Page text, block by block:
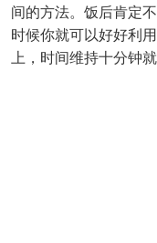
间的方法。饭后肯定
时候你就可以好好利
上，时间维持十分钟就